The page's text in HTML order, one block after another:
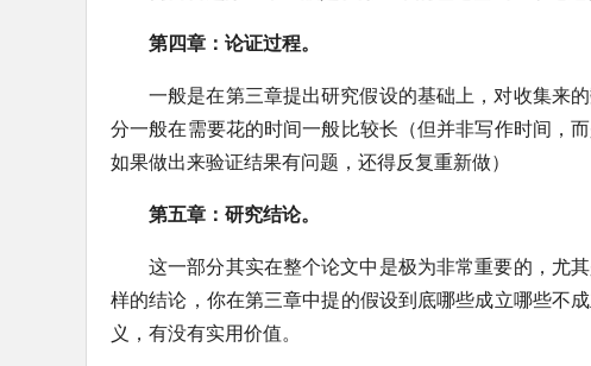
第四章：论证过程。
一般是在第三章提出研究假设的基础上，对收集来
分一般在需要花的时间一般比较长（但并非写作时间，
如果做出来验证结果有问题，还得反复重新做）
第五章：研究结论。
这一部分其实在整个论文中是极为非常重要的，尤
样的结论，你在第三章中提的假设到底哪些成立哪些不
义，有没有实用价值。